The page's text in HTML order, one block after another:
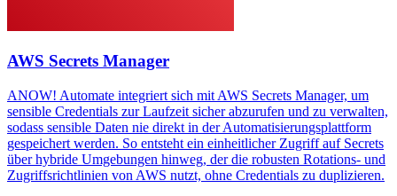
AWS Secrets Manager
ANOW! Automate integriert sich mit AWS Secrets Manager, um
sensible Credentials zur Laufzeit sicher abzurufen und zu verwalten,
sodass sensible Daten nie direkt in der Automatisierungsplattform
gespeichert werden. So entsteht ein einheitlicher Zugriff auf Secrets
über hybride Umgebungen hinweg, der die robusten Rotations- und
Zugriffsrichtlinien von AWS nutzt, ohne Credentials zu duplizieren.